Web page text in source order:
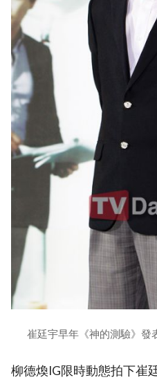
崔廷宇早年《神的測驗》發
柳德煥IG限時動態拍下崔